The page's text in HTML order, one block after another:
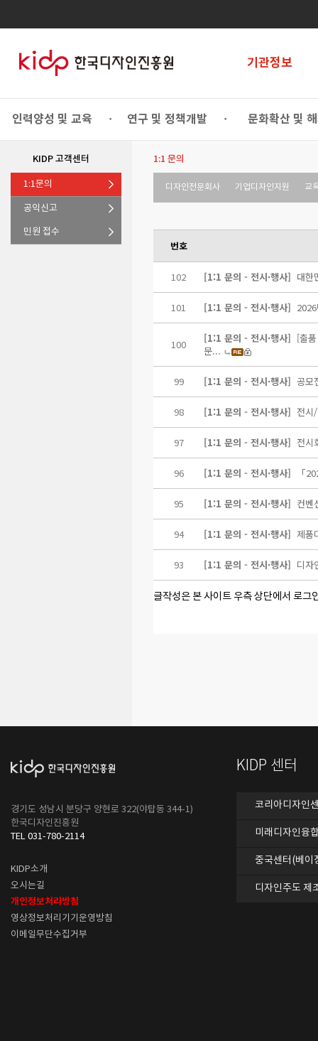
기관정보
인력양성 및 교육 • 연구 및 정책개발 • 문화확산 및
KIDP 고객센터
1:1문의
공익신고
민원 접수
1:1 문의
디자인전문회사 기업디자인지원 교
번호
102 [1:1 문의 - 전시·행사] 대한
101 [1:1 문의 - 전시·행사]
100 [1:1 문의 - 전시·행사] [출
문...
99 [1:1 문의 - 전시·행사] 공모
98 [1:1 문의 - 전시·행사] 전시
97 [1:1 문의 - 전시·행사] 전시
96 [1:1 문의 - 전시·행사] 「
95 [1:1 문의 - 전시·행사] 컨벤
94 [1:1 문의 - 전시·행사] 제품
93 [1:1 문의 - 전시·행사] 디자
글작성은 본 사이트 우측 상단에서 로그
경기도 성남시 분당구 양현로 322(야탑동 344-1)
한국디자인진흥원
TEL 031-780-2114
KIDP소개
오시는길
개인정보처리방침
영상정보처리기기운영방침
이메일무단수집거부
KIDP 센터
코리아디자인
미래디자인융
중국센터(베이
디자인주도 제